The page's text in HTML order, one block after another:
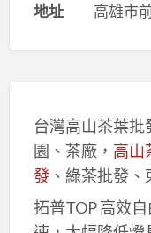
地址
高雄市
台灣高山茶葉
園、茶廠， 高山
發、綠茶批發、
拓普TOP 高效